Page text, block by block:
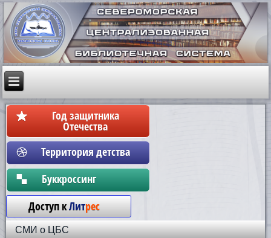
Год защитника
Отечества
Территория детства
Бyккpoccинг
Доступ кЛитрес
СМИ о ЦБС